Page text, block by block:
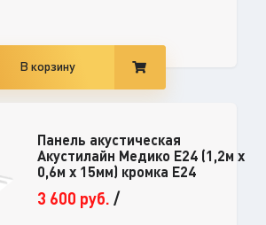
В корзину
Панель акустическая
Акустилайн Медико E24 (1,2м х
0,6м х 15мм) кромка E24
3 600 руб. /